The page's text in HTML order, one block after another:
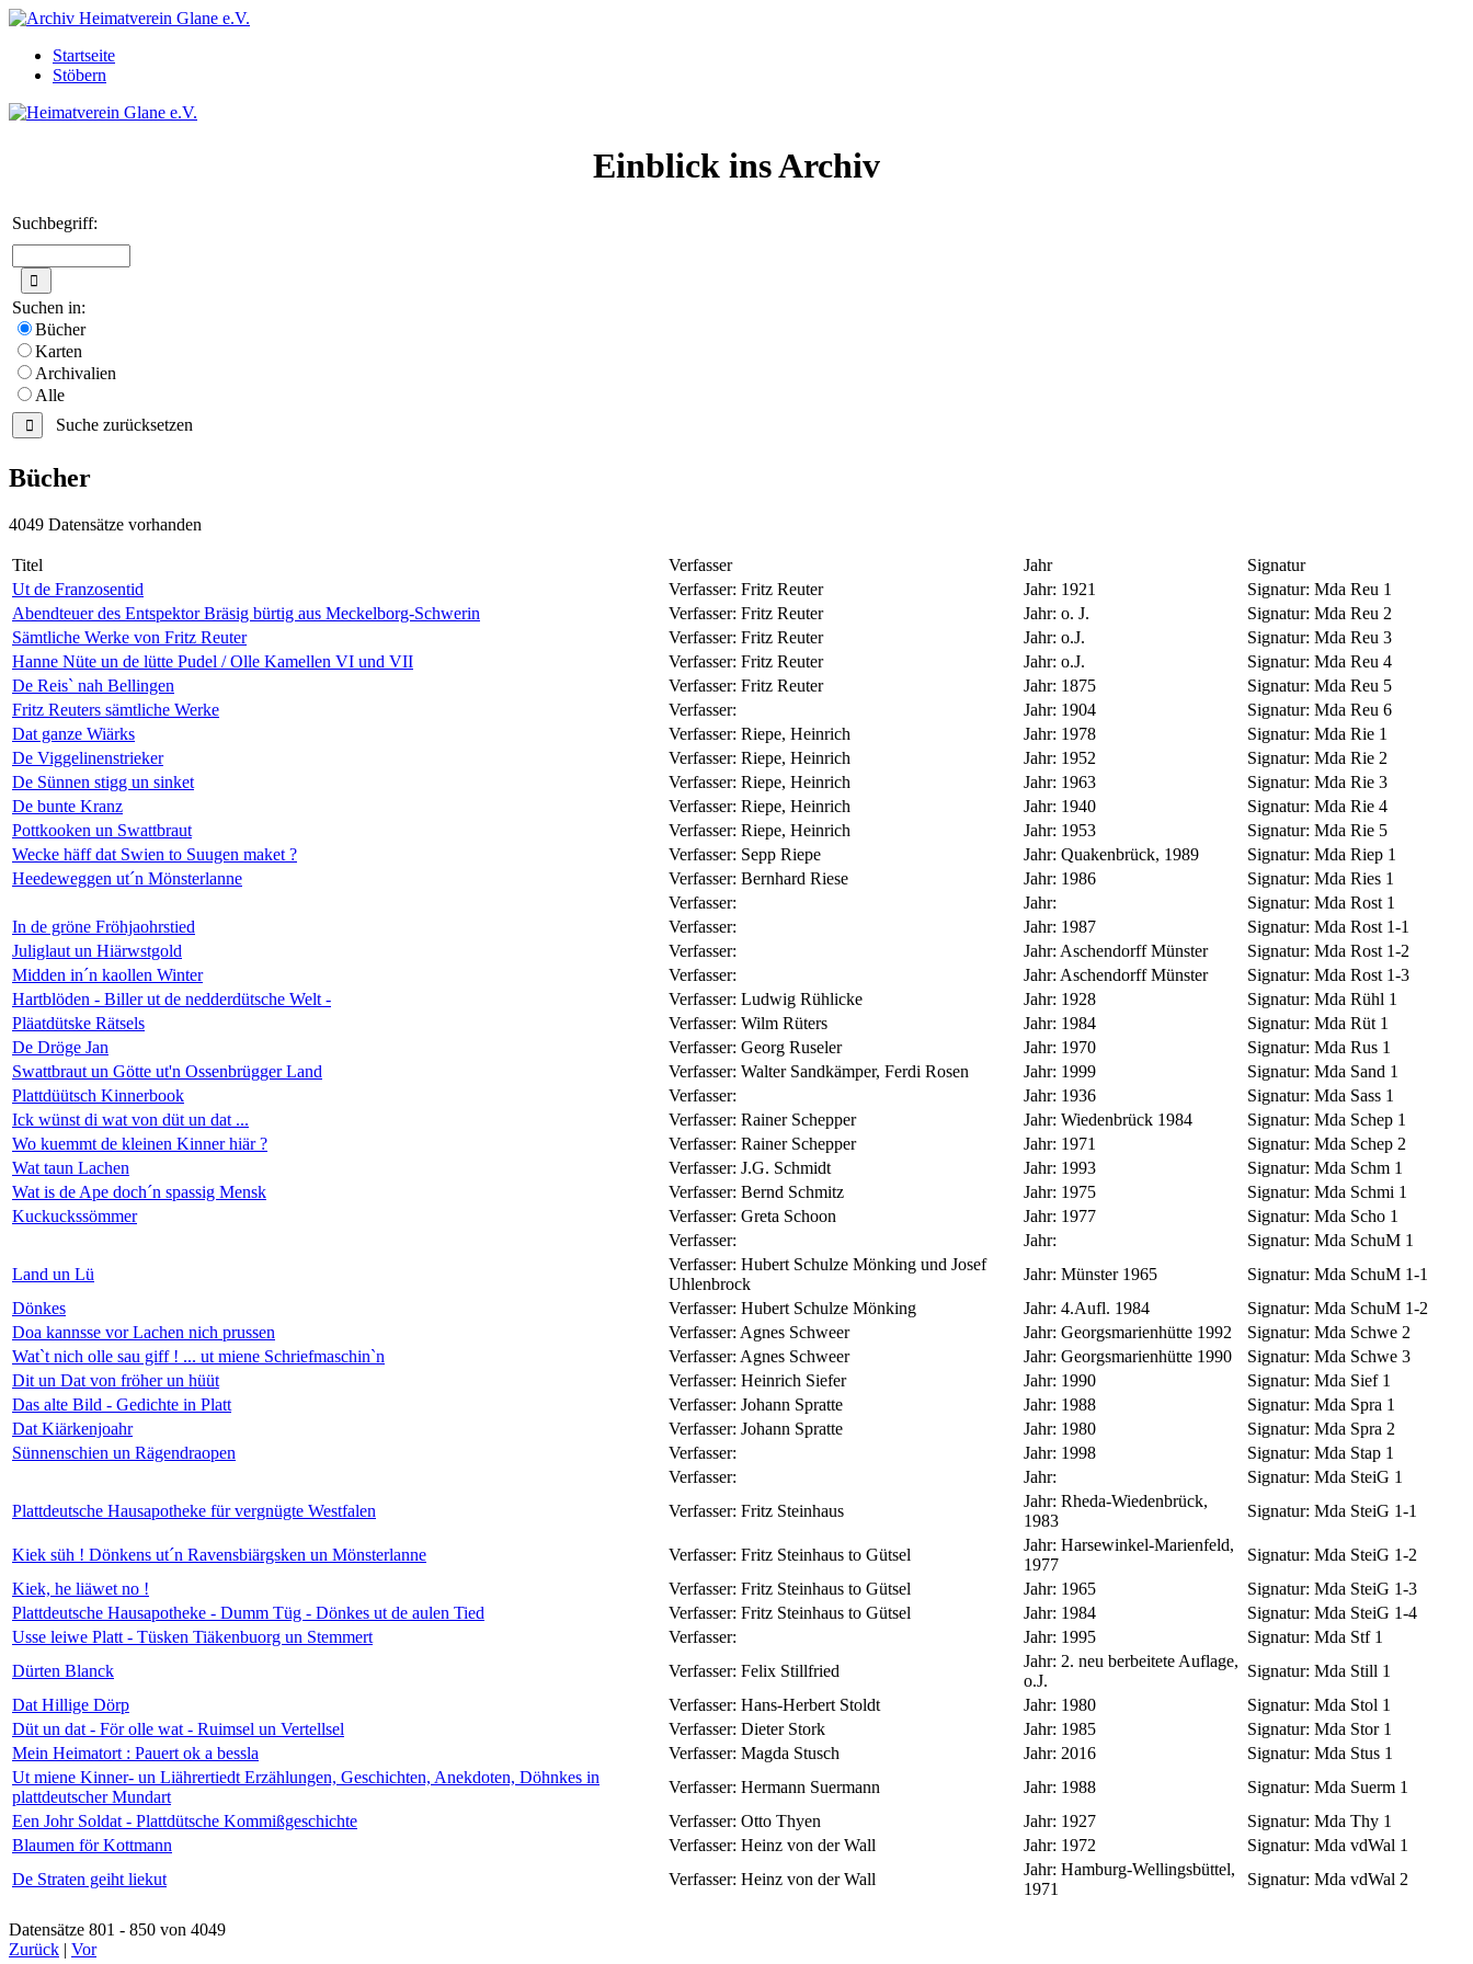
Startseite
Stöbern
Einblick ins Archiv
Suchbegriff:
Suchen in:
Bücher
Karten
Archivalien
Alle
Suche zurücksetzen
Bücher
4049 Datensätze vorhanden
Titel Verfasser Jahr
Signatur
Ut de Franzosentid
Verfasser: Fritz Reuter Jahr: 1921 Signatur: Mda Reu 1
Abendteuer des Entspektor Bräsig bürtig aus Meckelborg-Schwerin
Verfasser: Fritz Reuter Jahr: o. J. Signatur: Mda Reu 2
Sämtliche Werke von Fritz Reuter
Verfasser: Fritz Reuter Jahr: o.J. Signatur: Mda Reu 3
Hanne Nüte un de lütte Pudel / Olle Kamellen VI und VII
Verfasser: Fritz Reuter Jahr: o.J. Signatur: Mda Reu 4
De Reis` nah Bellingen
Verfasser: Fritz Reuter Jahr: 1875 Signatur: Mda Reu 5
Fritz Reuters sämtliche Werke
Verfasser: Jahr: 1904 Signatur: Mda Reu 6
Dat ganze Wiärks
Verfasser: Riepe, Heinrich Jahr: 1978 Signatur: Mda Rie 1
De Viggelinenstrieker
Verfasser: Riepe, Heinrich Jahr: 1952 Signatur: Mda Rie 2
De Sünnen stigg un sinket
Verfasser: Riepe, Heinrich Jahr: 1963 Signatur: Mda Rie 3
De bunte Kranz
Verfasser: Riepe, Heinrich Jahr: 1940 Signatur: Mda Rie 4
Pottkooken un Swattbraut
Verfasser: Riepe, Heinrich Jahr: 1953 Signatur: Mda Rie 5
Wecke häff dat Swien to Suugen maket ?
Verfasser: Sepp Riepe Jahr: Quakenbrück, 1989 Signatur: Mda Riep 1
Heedeweggen ut´n Mönsterlanne
Verfasser: Bernhard Riese Jahr: 1986 Signatur: Mda Ries 1
Verfasser:
Jahr: Signatur: Mda Rost 1
In de gröne Fröhjaohrstied
Verfasser: Jahr: 1987 Signatur: Mda Rost 1-1
Juliglaut un Hiärwstgold
Verfasser: Jahr: Aschendorff Münster Signatur: Mda Rost 1-2
Midden in´n kaollen Winter
Verfasser: Jahr: Aschendorff Münster Signatur: Mda Rost 1-3
Hartblöden - Biller ut de nedderdütsche Welt -
Verfasser: Ludwig Rühlicke Jahr: 1928 Signatur: Mda Rühl 1
Pläatdütske Rätsels
Verfasser: Wilm Rüters Jahr: 1984 Signatur: Mda Rüt 1
De Dröge Jan
Verfasser: Georg Ruseler Jahr: 1970 Signatur: Mda Rus 1
Swattbraut un Götte ut'n Ossenbrügger Land
Verfasser: Walter Sandkämper, Ferdi Rosen Jahr: 1999 Signatur: Mda Sand 1
Plattdüütsch Kinnerbook
Verfasser: Jahr: 1936 Signatur: Mda Sass 1
Ick wünst di wat von düt un dat ...
Verfasser: Rainer Schepper Jahr: Wiedenbrück 1984 Signatur: Mda Schep 1
Wo kuemmt de kleinen Kinner hiär ?
Verfasser: Rainer Schepper Jahr: 1971 Signatur: Mda Schep 2
Wat taun Lachen
Verfasser: J.G. Schmidt Jahr: 1993 Signatur: Mda Schm 1
Wat is de Ape doch´n spassig Mensk
Verfasser: Bernd Schmitz Jahr: 1975 Signatur: Mda Schmi 1
Kuckuckssömmer
Verfasser: Greta Schoon Jahr: 1977 Signatur: Mda Scho 1
Verfasser:
Jahr: Signatur: Mda SchuM 1
Land un Lü
Verfasser: Hubert Schulze Mönking und Josef
Uhlenbrock
Jahr: Münster 1965 Signatur: Mda SchuM 1-1
Dönkes
Verfasser: Hubert Schulze Mönking Jahr: 4.Aufl. 1984 Signatur: Mda SchuM 1-2
Doa kannsse vor Lachen nich prussen
Verfasser: Agnes Schweer Jahr: Georgsmarienhütte 1992 Signatur: Mda Schwe 2
Wat`t nich olle sau giff ! ... ut miene Schriefmaschin`n
Verfasser: Agnes Schweer Jahr: Georgsmarienhütte 1990 Signatur: Mda Schwe 3
Dit un Dat von fröher un hüüt
Verfasser: Heinrich Siefer Jahr: 1990 Signatur: Mda Sief 1
Das alte Bild - Gedichte in Platt
Verfasser: Johann Spratte Jahr: 1988 Signatur: Mda Spra 1
Dat Kiärkenjoahr
Verfasser: Johann Spratte Jahr: 1980 Signatur: Mda Spra 2
Sünnenschien un Rägendraopen
Verfasser: Jahr: 1998 Signatur: Mda Stap 1
Verfasser:
Jahr: Signatur: Mda SteiG 1
Plattdeutsche Hausapotheke für vergnügte Westfalen
Verfasser: Fritz Steinhaus
Jahr: Rheda-Wiedenbrück,
1983
Signatur: Mda SteiG 1-1
Kiek süh ! Dönkens ut´n Ravensbiärgsken un Mönsterlanne Verfasser: Fritz Steinhaus to Gütsel
Jahr: Harsewinkel-Marienfeld,
1977
Signatur: Mda SteiG 1-2
Kiek, he liäwet no !
Verfasser: Fritz Steinhaus to Gütsel Jahr: 1965 Signatur: Mda SteiG 1-3
Plattdeutsche Hausapotheke - Dumm Tüg - Dönkes ut de aulen Tied
Verfasser: Fritz Steinhaus to Gütsel Jahr: 1984 Signatur: Mda SteiG 1-4
Usse leiwe Platt - Tüsken Tiäkenbuorg un Stemmert
Verfasser: Jahr: 1995 Signatur: Mda Stf 1
Dürten Blanck
Verfasser: Felix Stillfried
Jahr: 2. neu berbeitete Auflage,
o.J.
Signatur: Mda Still 1
Dat Hillige Dörp
Verfasser: Hans-Herbert Stoldt Jahr: 1980 Signatur: Mda Stol 1
Düt un dat - För olle wat - Ruimsel un Vertellsel
Verfasser: Dieter Stork Jahr: 1985 Signatur: Mda Stor 1
Mein Heimatort : Pauert ok a bessla
Verfasser: Magda Stusch Jahr: 2016 Signatur: Mda Stus 1
Ut miene Kinner- un Liährertiedt Erzählungen, Geschichten, Anekdoten, Döhnkes in
plattdeutscher Mundart
Verfasser: Hermann Suermann Jahr: 1988 Signatur: Mda Suerm 1
Een Johr Soldat - Plattdütsche Kommißgeschichte
Verfasser: Otto Thyen Jahr: 1927 Signatur: Mda Thy 1
Blaumen för Kottmann
Verfasser: Heinz von der Wall Jahr: 1972 Signatur: Mda vdWal 1
De Straten geiht liekut
Verfasser: Heinz von der Wall
Jahr: Hamburg-Wellingsbüttel,
1971
Signatur: Mda vdWal 2
Datensätze 801 - 850 von 4049
Zurück | Vor